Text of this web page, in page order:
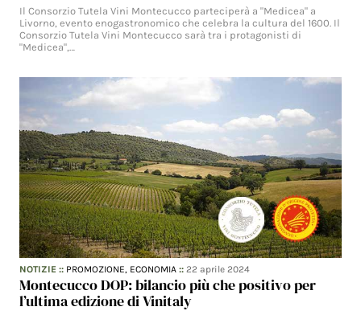
Il Consorzio Tutela Vini Montecucco parteciperà a "Medicea" a
Livorno, evento enogastronomico che celebra la cultura del 1600. Il
Consorzio Tutela Vini Montecucco sarà tra i protagonisti di
"Medicea",…
NOTIZIE :: PROMOZIONE, ECONOMIA ::22 aprile 2024
Montecucco DOP: bilancio più che positivo per
l’ultima edizione di Vinitaly